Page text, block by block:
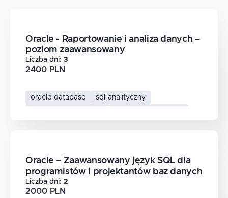
Oracle - Raportowanie i analiza danych –
poziom zaawansowany
Liczba dni: 3
2400 PLN
oracle-database
sql-analityczny
Oracle – Zaawansowany język SQL dla
programistów i projektantów baz danych
Liczba dni: 2
2000 PLN